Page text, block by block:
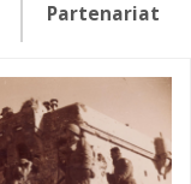
Partenariat